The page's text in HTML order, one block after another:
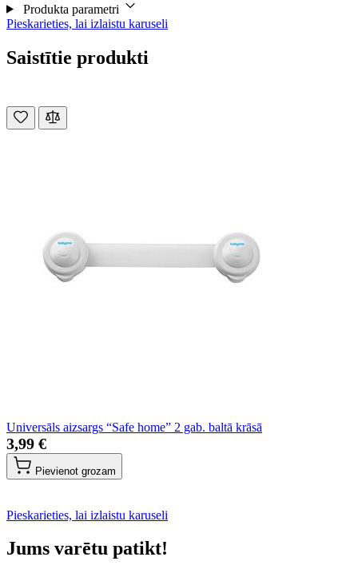
Produkta parametri
Pieskarieties, lai izlaistu karuseli
Saistītie produkti
Universāls aizsargs “Safe home” 2 gab. baltā krāsā
3,99 €
Pievienot grozam
Pieskarieties, lai izlaistu karuseli
Jums varētu patikt!